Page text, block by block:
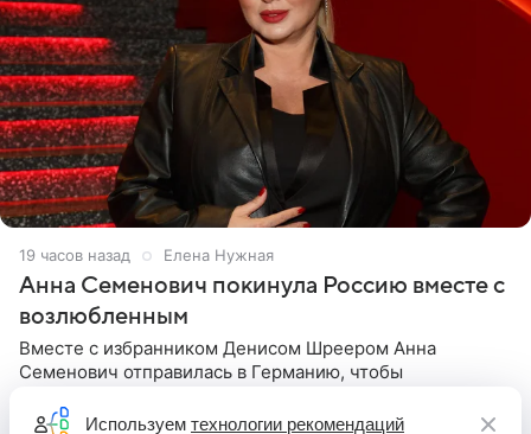
19 часов назад Елена Нужная
Анна Семенович покинула Россию вместе с
возлюбленным
Вместе с избранником Денисом Шреером Анна
Семенович отправилась в Германию, чтобы
солистка «Блестящих» рассказала поклонникам на
Используем технологии рекомендаций